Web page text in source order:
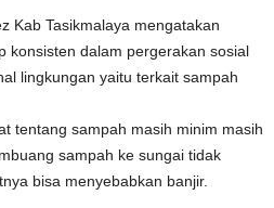
Kab Tasikmalaya mengatakan
konsisten dalam pergerakan sosial
lingkungan yaitu terkait sampah
tentang sampah masih minim masih
sampah ke sungai tidak
bisa menyebabkan banjir.